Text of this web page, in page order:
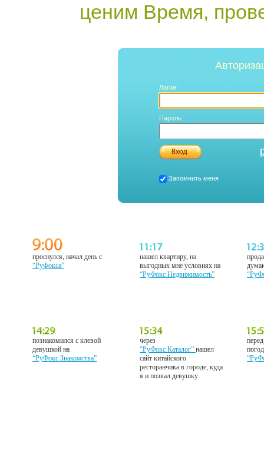
ценим Время,
Логин:
Пароль:
Запомнить меня
проснулся, начал день с
“РуФокса”
нашел квартиру, на
выгодных мне условиях на
“РуФокс Недвижимость”
познакомился с клевой
девушкой на
“РуФокс Знакомства”
через
“РуФокс Каталог”нашел
сайт китайского
ресторанчика в городе, куда
я и позвал девушку